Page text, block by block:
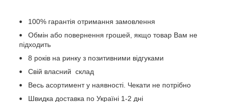
100% гарантія отримання замовлення
Обмін або повернення грошей, якщо товар Вам не
підходить
8 років на ринку з позитивними відгуками
Свій власний склад
Весь асортимент у наявності. Чекати не потрібно
Швидка доставка по Україні 1-2 дні